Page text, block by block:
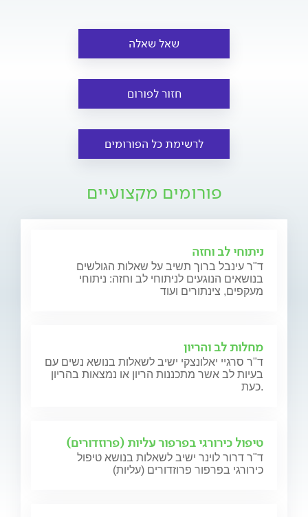
שאל שאלה
חזור לפורום
לרשימת כל הפורומים
פורומים מקצועיים
ניתוחי לב וחזה
ד"ר עינבל ברוך תשיב על שאלות הגולשים
בנושאים הנוגעים לניתוחי לב וחזה: ניתוחי
מעקפים, צינתורים ועוד
מחלות לב והריון
ד"ר סרגיי יאלונצקי ישיב לשאלות בנושא נשים עם
בעיות לב אשר מתכננות הריון או נמצאות בהריון
כעת.
טיפול כירורגי בפרפור עליות (פרוזדורים)
ד"ר דרור לוינר ישיב לשאלות בנושא טיפול
כירורגי בפרפור פרוזדורים (עליות)